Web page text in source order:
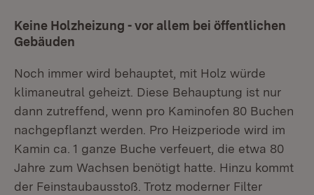
Keine Holzheizung - vor allem bei öffentlichen
Gebäuden
Noch immer wird behauptet, mit Holz würde
klimaneutral geheizt. Diese Behauptung ist nur
dann zutreffend, wenn pro Kaminofen 80 Buchen
nachgepflanzt werden. Pro Heizperiode wird im
Kamin ca. 1 ganze Buche verfeuert, die etwa 80
Jahre zum Wachsen benötigt hatte. Hinzu kommt
der Feinstaubausstoß. Trotz moderner Filter